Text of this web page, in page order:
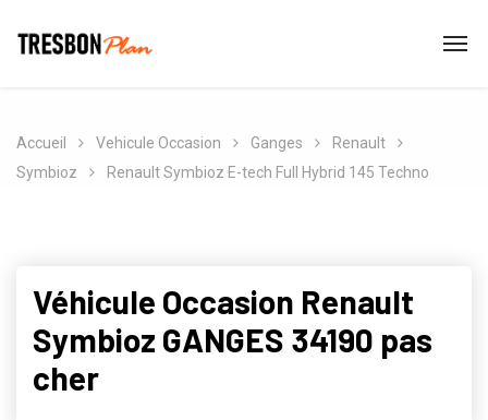
Accueil Vehicule Occasion Ganges
Renault
Symbioz
Renault Symbioz E-tech Full Hybrid 145 Techno
Véhicule Occasion Renault
Symbioz GANGES 34190 pas
cher